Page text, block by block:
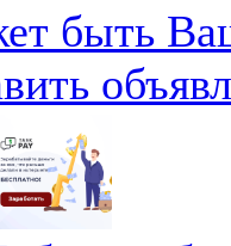
быть